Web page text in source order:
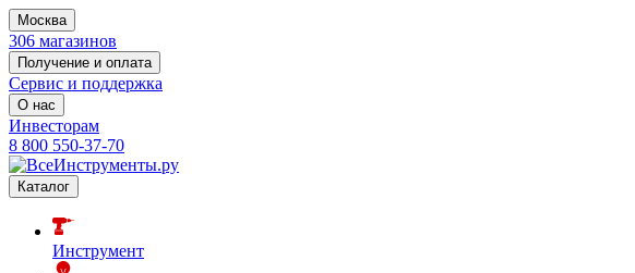
Москва
306 магазинов
Получение и оплата
Сервис и поддержка
О нас
Инвесторам
8 800 550-37-70
Каталог
Инструмент